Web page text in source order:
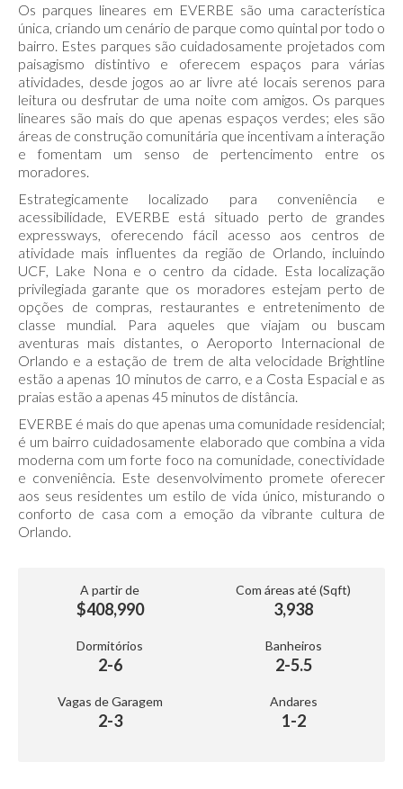
Os parques lineares em EVERBE são uma característica
única, criando um cenário de parque como quintal por todo o
bairro. Estes parques são cuidadosamente projetados com
paisagismo distintivo e oferecem espaços para várias
atividades, desde jogos ao ar livre até locais serenos para
leitura ou desfrutar de uma noite com amigos. Os parques
lineares são mais do que apenas espaços verdes; eles são
áreas de construção comunitária que incentivam a interação
e fomentam um senso de pertencimento entre os
moradores.
Estrategicamente localizado para conveniência e
acessibilidade, EVERBE está situado perto de grandes
expressways, oferecendo fácil acesso aos centros de
atividade mais influentes da região de Orlando, incluindo
UCF, Lake Nona e o centro da cidade. Esta localização
privilegiada garante que os moradores estejam perto de
opções de compras, restaurantes e entretenimento de
classe mundial. Para aqueles que viajam ou buscam
aventuras mais distantes, o Aeroporto Internacional de
Orlando e a estação de trem de alta velocidade Brightline
estão a apenas 10 minutos de carro, e a Costa Espacial e as
praias estão a apenas 45 minutos de distância.
EVERBE é mais do que apenas uma comunidade residencial;
é um bairro cuidadosamente elaborado que combina a vida
moderna com um forte foco na comunidade, conectividade
e conveniência. Este desenvolvimento promete oferecer
aos seus residentes um estilo de vida único, misturando o
conforto de casa com a emoção da vibrante cultura de
Orlando.
A partir de
$408,990
Com áreas até (Sqft)
3,938
Dormitórios
2-6
Banheiros
2-5.5
Vagas de Garagem
2-3
Andares
1-2